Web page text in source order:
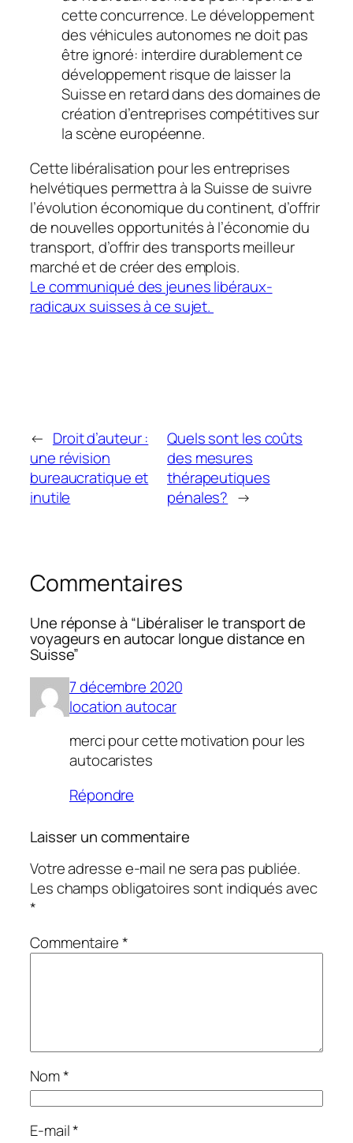
cette concurrence. Le développement
des véhicules autonomes ne doit pas
être ignoré: interdire durablement ce
développement risque de laisser la
Suisse en retard dans des domaines de
création d’entreprises compétitives sur
la scène européenne.
Cette libéralisation pour les entreprises
helvétiques permettra à la Suisse de suivre
l’évolution économique du continent, d’offrir
de nouvelles opportunités à l’économie du
transport, d’offrir des transports meilleur
marché et de créer des emplois.
Le communiqué des jeunes libéraux-
radicaux suisses à ce sujet.
← Droit d’auteur :
une révision
bureaucratique et
inutile
Quels sont les coûts
des mesures
thérapeutiques
pénales? →
Commentaires
Une réponse à “Libéraliser le transport de
voyageurs en autocar longue distance en
Suisse”
7 décembre 2020
location autocar
merci pour cette motivation pour les
autocaristes
Répondre
Laisser un commentaire
Votre adresse e-mail ne sera pas publiée.
Les champs obligatoires sont indiqués avec
*
Commentaire*
Nom*
E-mail*